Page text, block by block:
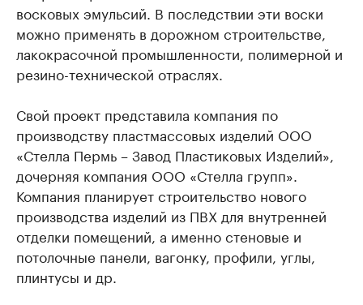
восковых эмульсий. В последствии эти воски
можно применять в дорожном строительстве,
лакокрасочной промышленности, полимерной и
резино-технической отраслях.
Свой проект представила компания по
производству пластмассовых изделий ООО
«Стелла Пермь – Завод Пластиковых Изделий»,
дочерняя компания ООО «Стелла групп».
Компания планирует строительство нового
производства изделий из ПВХ для внутренней
отделки помещений, а именно стеновые и
потолочные панели, вагонку, профили, углы,
плинтусы и др.